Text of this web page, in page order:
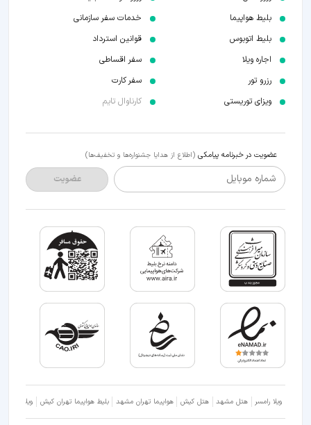
بلیط هواپیما
بلیط اتوبوس
اجاره ویلا
رزرو تور
ویزای توریستی
خدمات سفر سازمانی
قوانین استرداد
سفر اقساطی
سفر کارت
کارناوال تایم
عضویت در خبرنامه پیامکی (اطلاع از هدایا جشنواره‌ها و تخفیف‌ها)
شماره موبایل عضویت
ویلا رامسر هتل مشهد هتل کیش هواپیما تهران مشهد بلیط هواپیما تهران کیش ویلا شمال